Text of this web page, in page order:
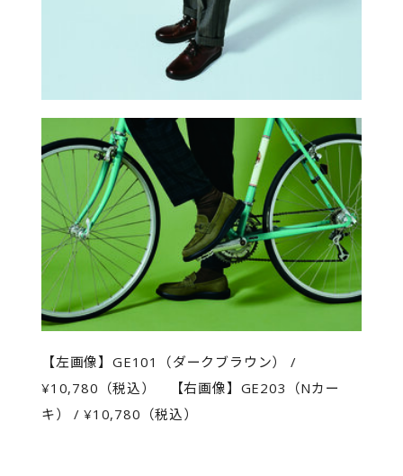
【左画像】GE101（ダークブラウン） /
¥10,780（税込） 【右画像】GE203（Nカー
キ） / ¥10,780（税込）